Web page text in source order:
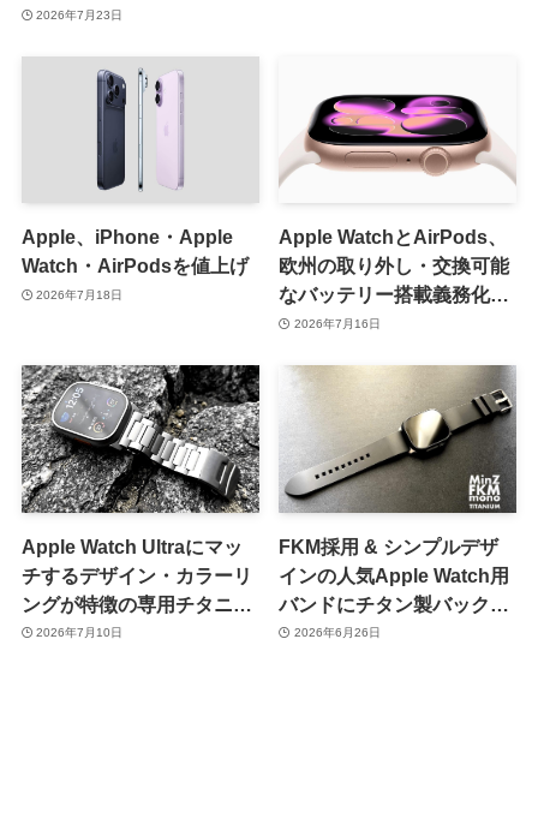
｢AirPods 4｣が最大6,000円
2026年7月23日
Apple、iPhone・Apple
Watch・AirPodsを値上げ
2026年7月18日
Apple WatchとAirPods、
欧州の取り外し・交換可能
なバッテリー搭載義務化の
対象外に
2026年7月16日
Apple Watch Ultraにマッ
チするデザイン・カラーリ
ングが特徴の専用チタニウ
ムバンド「MinZ TITANIUM
2026年7月10日
FKM採用 & シンプルデザ
インの人気Apple Watch用
バンドにチタン製バックル
を採用したSPモデル
2026年6月26日